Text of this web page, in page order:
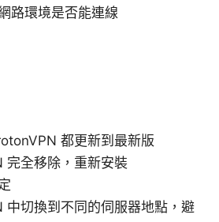
路環境是否能連線
都更新到最新版
完全移除，重新安裝
中切換到不同的伺服器地點，避